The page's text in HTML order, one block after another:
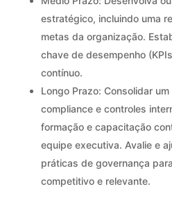
estratégico, incluindo uma
metas da organização.
chave de desempenho
contínuo.
Longo Prazo: Consolidar
compliance e controles
formação e capacitação
equipe executiva. Avalie e
práticas de governança
competitivo e relevante.